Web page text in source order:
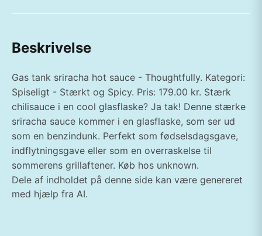
Beskrivelse
Gas tank sriracha hot sauce - Thoughtfully. Kategori:
Spiseligt - Stærkt og Spicy. Pris: 179.00 kr. Stærk
chilisauce i en cool glasflaske? Ja tak! Denne stærke
sriracha sauce kommer i en glasflaske, som ser ud
som en benzindunk. Perfekt som fødselsdagsgave,
indflytningsgave eller som en overraskelse til
sommerens grillaftener. Køb hos unknown.
Dele af indholdet på denne side kan være genereret
med hjælp fra AI.